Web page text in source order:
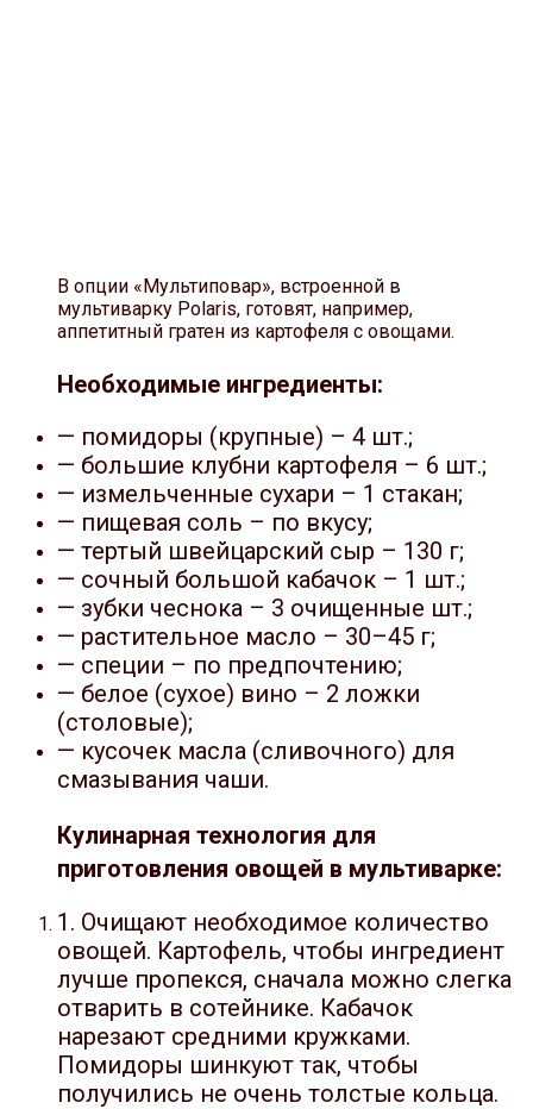
В опции «Мультиповар», встроенной в
мультиварку Polaris, готовят, например,
аппетитный гратен из картофеля с овощами.
Необходимые ингредиенты:
— помидоры (крупные) – 4 шт.;
— большие клубни картофеля – 6 шт.;
— измельченные сухари – 1 стакан;
— пищевая соль – по вкусу;
— тертый швейцарский сыр – 130 г;
— сочный большой кабачок – 1 шт.;
— зубки чеснока – 3 очищенные шт.;
— растительное масло – 30–45 г;
— специи – по предпочтению;
— белое (сухое) вино – 2 ложки
(столовые);
— кусочек масла (сливочного) для
смазывания чаши.
Кулинарная технология для
приготовления овощей в мультиварке:
1. Очищают необходимое количество
овощей. Картофель, чтобы ингредиент
лучше пропекся, сначала можно слегка
отварить в сотейнике. Кабачок
нарезают средними кружками.
Помидоры шинкуют так, чтобы
получились не очень толстые кольца.